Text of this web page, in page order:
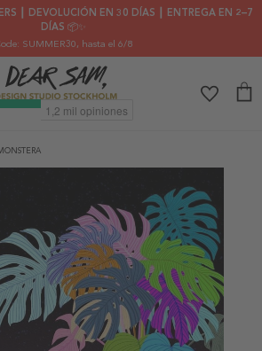
┃ DEVOLUCIÓN EN 30 DÍAS ┃ ENTREGA EN 2–7
DÍAS 📦✨
SUMMER30, hasta el 6/8